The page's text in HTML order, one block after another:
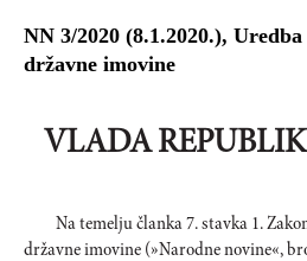
NN 3/2020 (8.1.2020.),
državne imovine
VLADA
Na temelju članka 7. stavka 1.
državne imovine (»Narodne novine«,